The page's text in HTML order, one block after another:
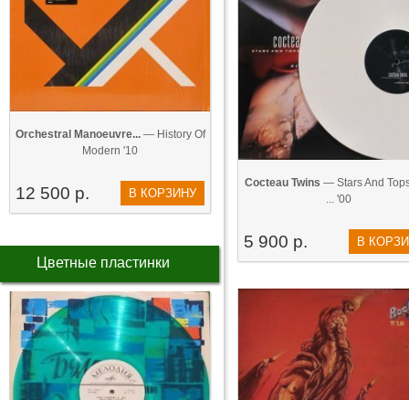
Orchestral Manoeuvre...— History Of
Modern '10
12 500 р. В КОРЗИНУ
Цветные пластинки
Cocteau Twins — Stars And
... '00
5 900 р. В